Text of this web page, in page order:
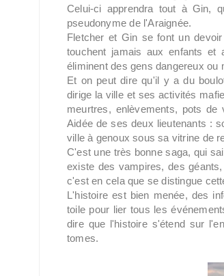
Celui-ci apprendra tout à Gin,
pseudonyme de l'Araignée.
Fletcher et Gin se font un
touchent jamais aux enfants
éliminent des gens dangereux ou
Et on peut dire qu'il y a du
dirige la ville et ses activités
meurtres, enlèvements, pots
Aidée de ses deux lieutenants :
ville à genoux sous sa vitrine de
C'est une très bonne saga, qui
existe des vampires, des
c'est en cela que se distingue
L'histoire est bien menée, des
toile pour lier tous les
dire que l'histoire s'étend sur
tomes.